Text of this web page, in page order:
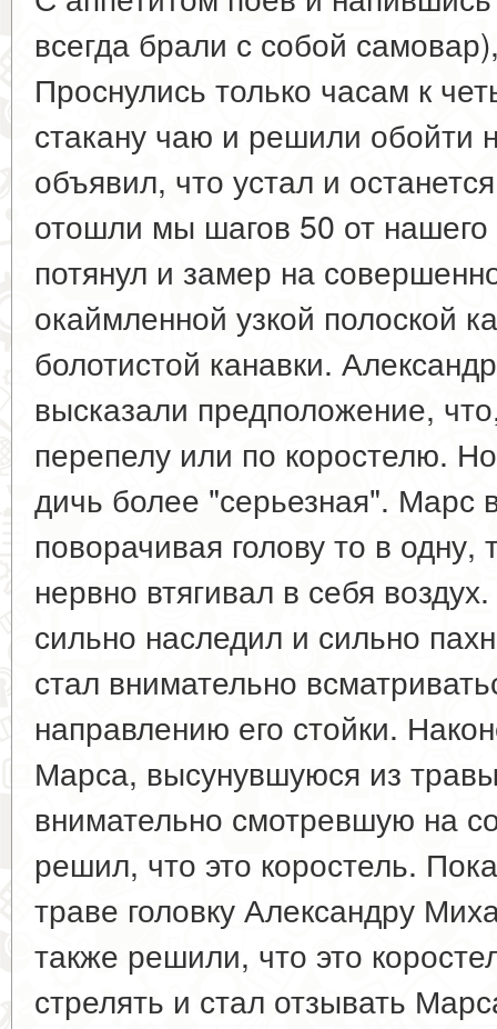
всегда брали с собой
Проснулись только часам к
стакану чаю и решили обойти
объявил, что устал и
отошли мы шагов 50 от
потянул и замер на
окаймленной узкой полоской
болотистой канавки.
высказали предположение,
перепелу или по коростелю.
дичь более "серьезная". Марс
поворачивая голову то в одну,
нервно втягивал в себя
сильно наследил и сильно
стал внимательно
направлению его стойки.
Марса, высунувшуюся из
внимательно смотревшую на
решил, что это коростель.
траве головку Александру
также решили, что это
стрелять и стал отзывать